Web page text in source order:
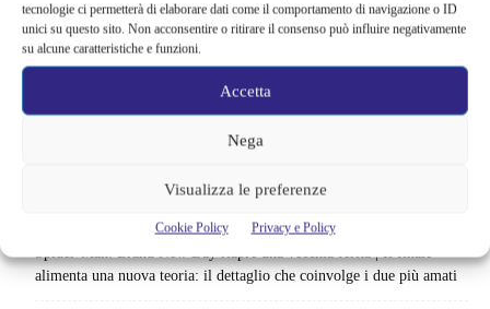
tecnologie ci permetterà di elaborare dati come il comportamento di navigazione o ID
unici su questo sito. Non acconsentire o ritirare il consenso può influire negativamente
su alcune caratteristiche e funzioni.
Accetta
Nega
Visualizza le preferenze
Cookie Policy Privacy e Policy
Spider-Man: Brand New Day riapre una vecchia ferita | Il finale
alimenta una nuova teoria: il dettaglio che coinvolge i due più amati